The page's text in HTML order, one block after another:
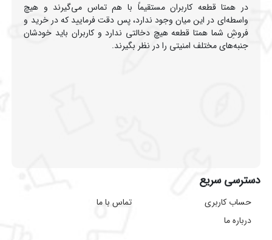
در همتا قطعه کاربران مستقیماً با هم تماس می‌گیرند و هیچ
واسطه‌ای در این میان وجود ندارد، پس دقت فرمایید که در خرید و
فروشِ شما همتا قطعه هیچ دخالتی ندارد و کاربران باید خودشان
جنبه‌های مختلف امنیتی را در نظر بگیرند.
دسترسی سریع
حساب کاربری
درباره ما
تماس با ما